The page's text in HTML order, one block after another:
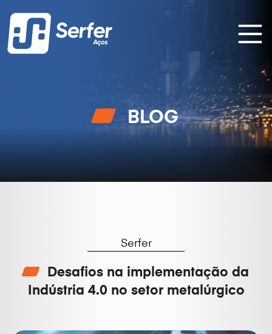
BLOG
Serfer
Desafios na implementação da
Indústria 4.0 no setor metalúrgico